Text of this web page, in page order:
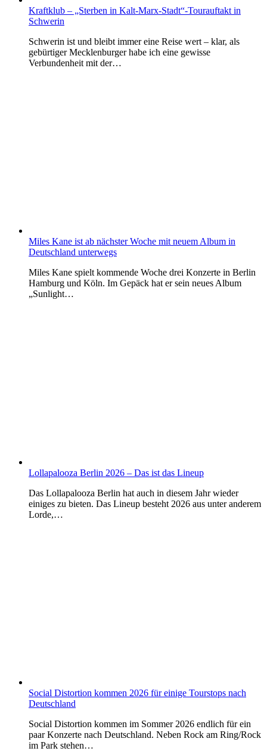
Kraftklub – „Sterben in Kalt-Marx-Stadt“-Tourauftakt in
Schwerin
Schwerin ist und bleibt immer eine Reise wert – klar, als
gebürtiger Mecklenburger habe ich eine gewisse
Verbundenheit mit der…
Miles Kane ist ab nächster Woche mit neuem Album in
Deutschland unterwegs
Miles Kane spielt kommende Woche drei Konzerte in Berlin
Hamburg und Köln. Im Gepäck hat er sein neues Album
„Sunlight…
Lollapalooza Berlin 2026 – Das ist das Lineup
Das Lollapalooza Berlin hat auch in diesem Jahr wieder
einiges zu bieten. Das Lineup besteht 2026 aus unter anderem
Lorde,…
Social Distortion kommen 2026 für einige Tourstops nach
Deutschland
Social Distortion kommen im Sommer 2026 endlich für ein
paar Konzerte nach Deutschland. Neben Rock am Ring/Rock
im Park stehen…